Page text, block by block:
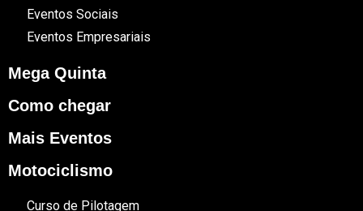
Eventos Sociais
Eventos Empresariais
Mega Quinta
Como chegar
Mais Eventos
Motociclismo
Curso de Pilotagem